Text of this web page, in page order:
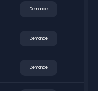
Demande
Demande
Demande